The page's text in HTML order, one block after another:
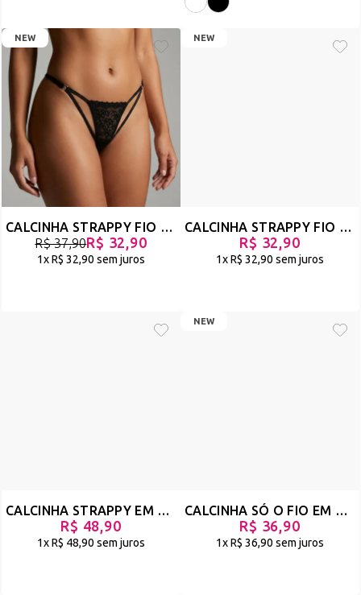
NEW
CALCINHA STRAPPY FIO DUPLO EM RENDA - ETERNA - PRETO - REF 2381
R$ 37,90R$ 32,90
1xR$ 32,90 sem juros
NEW
CALCINHA STRAPPY FIO DENTAL EM ANIMAL PRINT - GUAPA - ONÇA - REF 2237
R$ 32,90
1xR$ 32,90 sem juros
CALCINHA STRAPPY EM RENDA MODELO FIO DENTAL - PRIMOR - PRETO - REF 2375
R$ 48,90
1xR$ 48,90 sem juros
NEW
CALCINHA SÓ O FIO EM TULE ANIMAL PRINT COM STRAPPY E BIJU - SORRATEIRA - ONÇA - REF 2467
R$ 36,90
1xR$ 36,90 sem juros